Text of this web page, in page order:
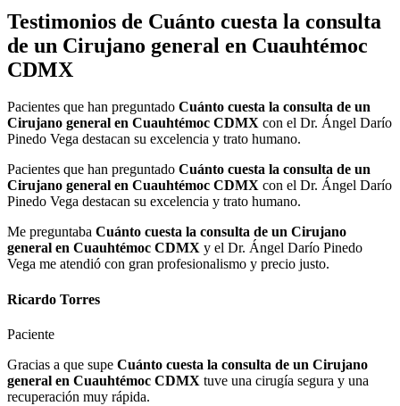
Testimonios de Cuánto cuesta la consulta
de un Cirujano general en Cuauhtémoc
CDMX
Pacientes que han preguntado Cuánto cuesta la consulta de un
Cirujano general en Cuauhtémoc CDMX con el Dr. Ángel Darío
Pinedo Vega destacan su excelencia y trato humano.
Pacientes que han preguntado Cuánto cuesta la consulta de un
Cirujano general en Cuauhtémoc CDMX con el Dr. Ángel Darío
Pinedo Vega destacan su excelencia y trato humano.
Me preguntaba Cuánto cuesta la consulta de un Cirujano
general en Cuauhtémoc CDMX y el Dr. Ángel Darío Pinedo
Vega me atendió con gran profesionalismo y precio justo.
Ricardo Torres
Paciente
Gracias a que supe Cuánto cuesta la consulta de un Cirujano
general en Cuauhtémoc CDMX tuve una cirugía segura y una
recuperación muy rápida.